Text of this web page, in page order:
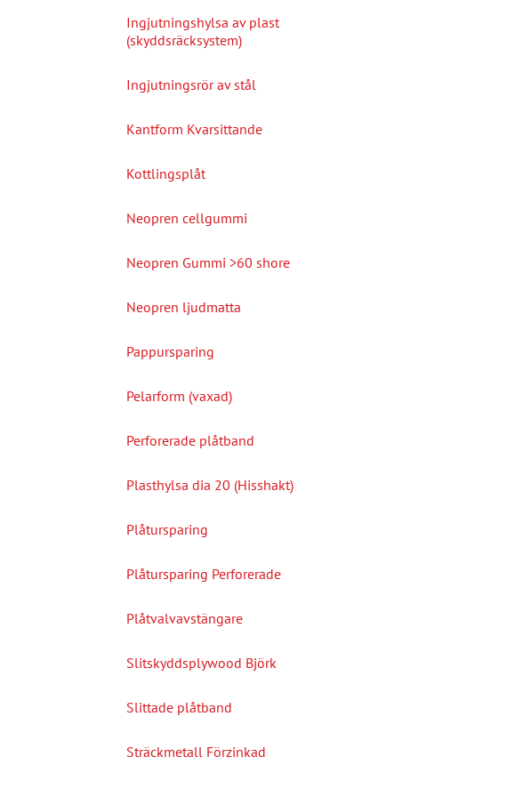
Ingjutningshylsa av plast
(skyddsräcksystem)
Ingjutningsrör av stål
Kantform Kvarsittande
Kottlingsplåt
Neopren cellgummi
Neopren Gummi >60 shore
Neopren ljudmatta
Pappursparing
Pelarform (vaxad)
Perforerade plåtband
Plasthylsa dia 20 (Hisshakt)
Plåtursparing
Plåtursparing Perforerade
Plåtvalvavstängare
Slitskyddsplywood Björk
Slittade plåtband
Sträckmetall Förzinkad